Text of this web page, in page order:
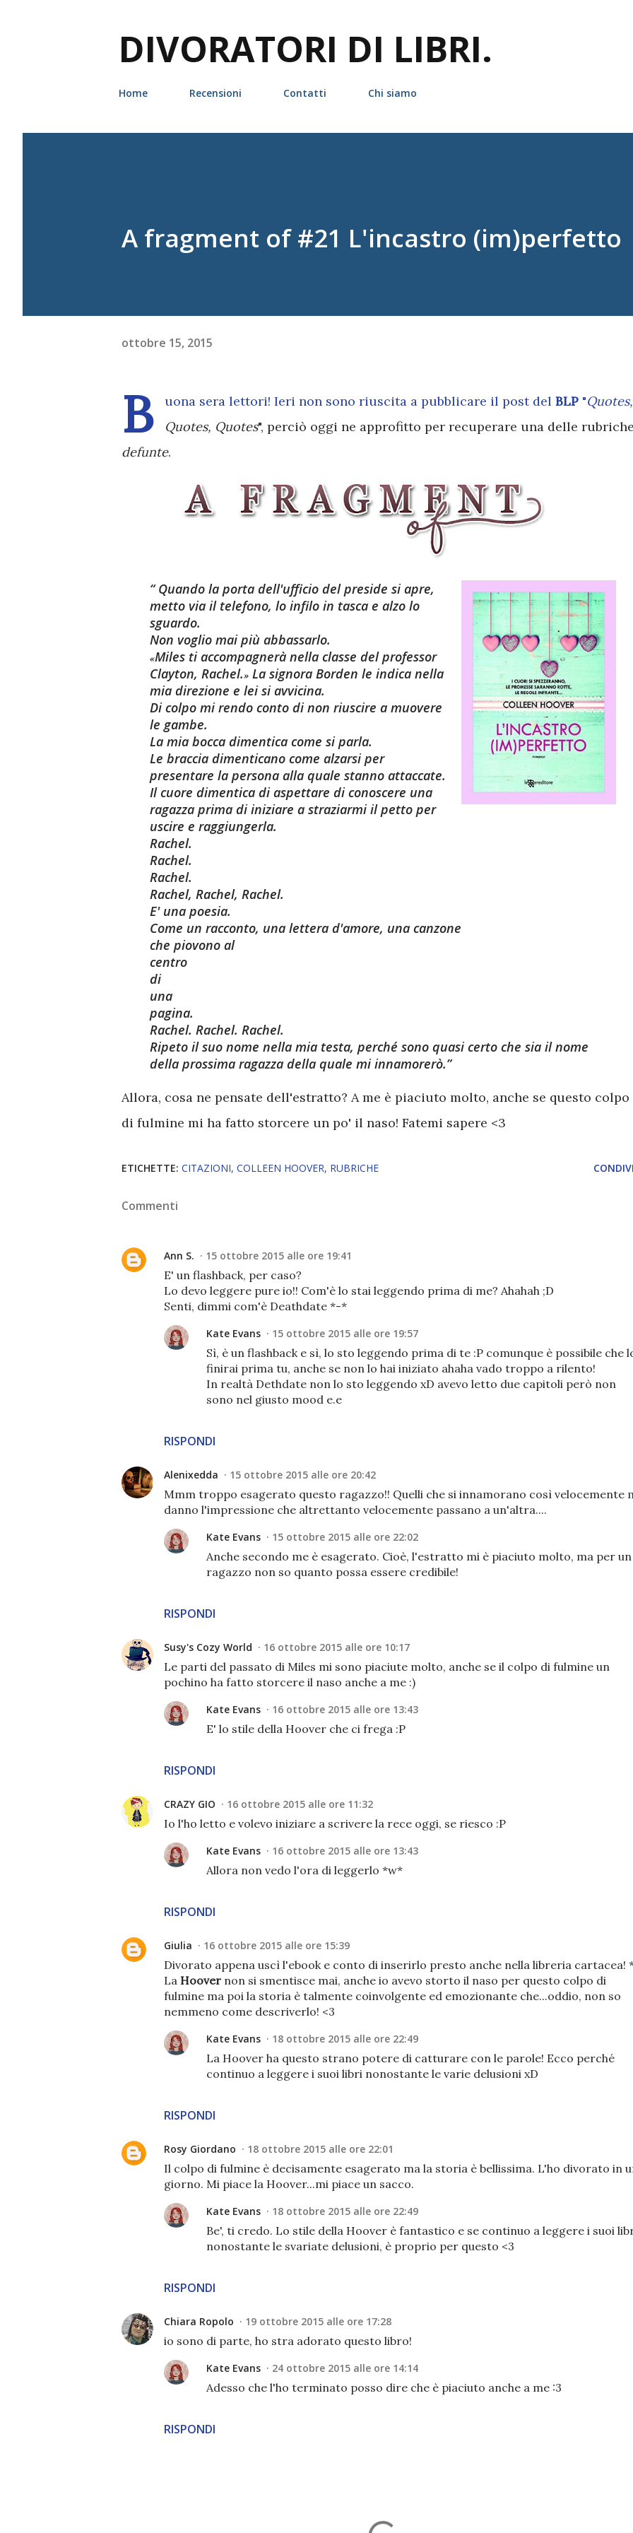
DIVORATORI DI LIBRI.
Home Recensioni Contatti Chi siamo
A fragment of #21 L'incastro (im)perfetto
ottobre 15, 2015
B uona sera lettori! Ieri non sono riuscita a pubblicare il post del BLP "Quotes,
Quotes, Quotes", perciò oggi ne approfitto per recuperare una delle
defunte.
Quando la porta dell'ufficio del preside si apre,
metto via il telefono, lo infilo in tasca e alzo lo
sguardo.
Non voglio mai più abbassarlo.
«Miles ti accompagnerà nella classe del professor
Clayton, Rachel.» La signora Borden le indica nella
mia direzione e lei si avvicina.
Di colpo mi rendo conto di non riuscire a muovere
le gambe.
La mia bocca dimentica come si parla.
Le braccia dimenticano come alzarsi per
presentare la persona alla quale stanno attaccate.
Il cuore dimentica di aspettare di conoscere una
ragazza prima di iniziare a straziarmi il petto per
uscire e raggiungerla.
Rachel.
Rachel.
Rachel.
Rachel, Rachel, Rachel.
E' una poesia.
Come un racconto, una lettera d'amore, una canzone
che piovono al
centro
di
una
pagina.
Rachel. Rachel. Rachel.
Ripeto il suo nome nella mia testa, perché sono quasi certo che sia il nome
della prossima ragazza della quale mi innamorerò.
Allora, cosa ne pensate dell'estratto? A me è piaciuto molto, anche se questo colpo
di fulmine mi ha fatto storcere un po' il naso! Fatemi sapere <3
ETICHETTE: CITAZIONI COLLEEN HOOVER RUBRICHE
Commenti
Ann S. 15 ottobre 2015 alle ore 19:41
E' un flashback, per caso?
Lo devo leggere pure io!! Com'è lo stai leggendo prima di me? Ahahah ;D
Senti, dimmi com'è Deathdate *-*
RISPONDI
Kate Evans 15 ottobre 2015 alle ore 19:57
Sì, è un flashback e sì, lo sto leggendo prima di te :P comunque è possibile che
finirai prima tu, anche se non lo hai iniziato ahaha vado troppo a rilento!
In realtà Dethdate non lo sto leggendo xD avevo letto due capitoli però non
sono nel giusto mood e.e
Alenixedda 15 ottobre 2015 alle ore 20:42
Mmm troppo esagerato questo ragazzo!! Quelli che si innamorano così velocemente
danno l'impressione che altrettanto velocemente passano a un'altra....
RISPONDI
Kate Evans 15 ottobre 2015 alle ore 22:02
Anche secondo me è esagerato. Cioè, l'estratto mi è piaciuto molto, ma per un
ragazzo non so quanto possa essere credibile!
Susy's Cozy World 16 ottobre 2015 alle ore 10:17
Le parti del passato di Miles mi sono piaciute molto, anche se il colpo di fulmine un
pochino ha fatto storcere il naso anche a me :)
RISPONDI
Kate Evans 16 ottobre 2015 alle ore 13:43
E' lo stile della Hoover che ci frega :P
CRAZY GIO 16 ottobre 2015 alle ore 11:32
Io l'ho letto e volevo iniziare a scrivere la rece oggi, se riesco :P
RISPONDI
Kate Evans 16 ottobre 2015 alle ore 13:43
Allora non vedo l'ora di leggerlo *w*
Giulia 16 ottobre 2015 alle ore 15:39
Divorato appena uscì l'ebook e conto di inserirlo presto anche nella libreria cartacea!
La Hoover non si smentisce mai, anche io avevo storto il naso per questo colpo di
fulmine ma poi la storia è talmente coinvolgente ed emozionante che...oddio, non so
nemmeno come descriverlo! <3
RISPONDI
Kate Evans 18 ottobre 2015 alle ore 22:49
La Hoover ha questo strano potere di catturare con le parole! Ecco perché
continuo a leggere i suoi libri nonostante le varie delusioni xD
Rosy Giordano 18 ottobre 2015 alle ore 22:01
Il colpo di fulmine è decisamente esagerato ma la storia è bellissima. L'ho divorato in
giorno. Mi piace la Hoover...mi piace un sacco.
RISPONDI
Kate Evans 18 ottobre 2015 alle ore 22:49
Be', ti credo. Lo stile della Hoover è fantastico e se continuo a leggere i suoi
nonostante le svariate delusioni, è proprio per questo <3
Chiara Ropolo 19 ottobre 2015 alle ore 17:28
io sono di parte, ho stra adorato questo libro!
RISPONDI
Kate Evans 24 ottobre 2015 alle ore 14:14
Adesso che l'ho terminato posso dire che è piaciuto anche a me :3